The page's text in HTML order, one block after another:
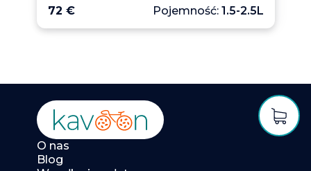
72 € Pojemność: 1.5-2.5L
O nas
Blog